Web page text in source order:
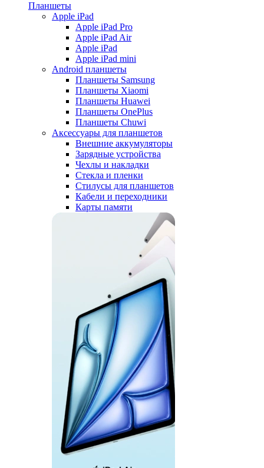
Планшеты
Apple iPad
Apple iPad Pro
Apple iPad Air
Apple iPad
Apple iPad mini
Android планшеты
Планшеты Samsung
Планшеты Xiaomi
Планшеты Huawei
Планшеты OnePlus
Планшеты Chuwi
Аксессуары для планшетов
Внешние аккумуляторы
Зарядные устройства
Чехлы и накладки
Стекла и пленки
Стилусы для планшетов
Кабели и переходники
Карты памяти